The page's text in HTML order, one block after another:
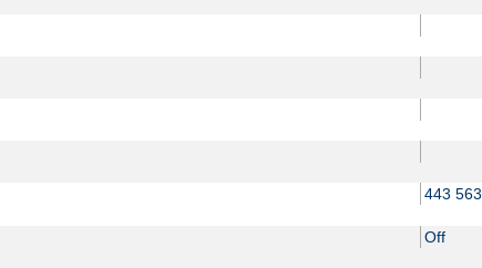
443 563
Off